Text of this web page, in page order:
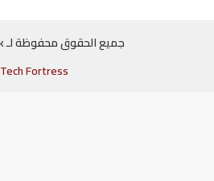
جميع الحقوق محفوظة لـ Prime Tick ©
Tech Fortress